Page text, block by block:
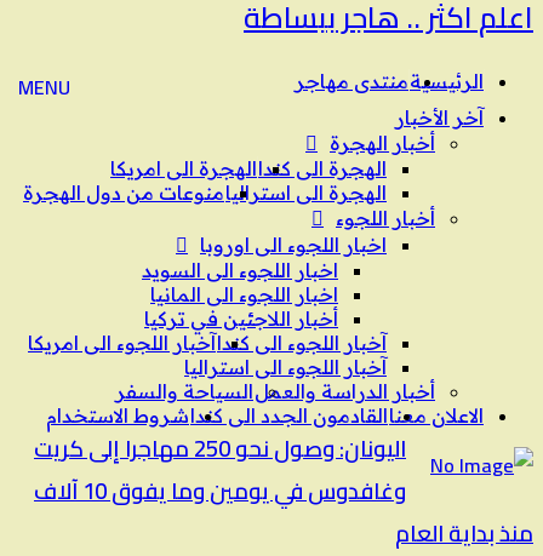
اعلم اكثر .. هاجر ببساطة
MENU الرئيسيةمنتدى مهاجر
آخر الأخبار
أخبار الهجرة
الهجرة الى كنداالهجرة الى امريكا
الهجرة الى استراليامنوعات من دول الهجرة
أخبار اللجوء
اخبار اللجوء الى اوروبا
اخبار اللجوء الى السويد
اخبار اللجوء الى المانيا
أخبار اللاجئين في تركيا
آخبار اللجوء الى كنداآخبار اللجوء الى امريكا
آخبار اللجوء الى استراليا
أخبار الدراسة والعملالسياحة والسفر
الاعلان معناالقادمون الجدد الى كنداشروط الاستخدام
اليونان: وصول نحو 250 مهاجرا إلى كريت
وغافدوس في يومين وما يفوق 10 آلاف
منذ بداية العام